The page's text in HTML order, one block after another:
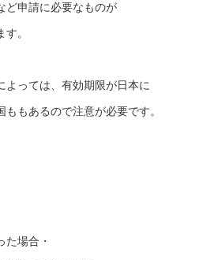
ど申請に必要なものが
。
よっては、有効期限が日本に
もあるので注意が必要です。
た場合・